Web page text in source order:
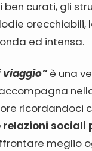
curati, gli
orecchiabili,
ed intensa.
viaggio”è una
ricordandoci
relazioni sociali
meglio